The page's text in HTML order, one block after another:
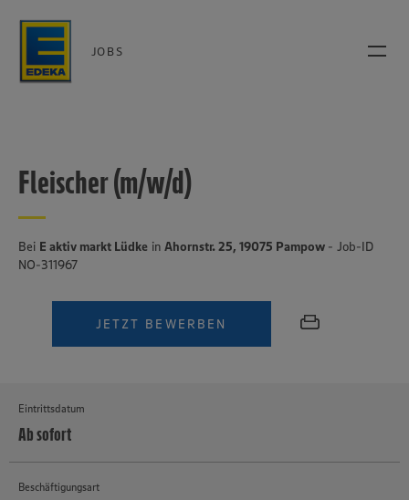
JOBS
Fleischer (m/w/d)
Bei E aktiv markt Lüdke in Ahornstr. 25, 19075 Pampow - Job-ID
NO-311967
JETZT BEWERBEN
Eintrittsdatum
Ab sofort
Beschäftigungsart